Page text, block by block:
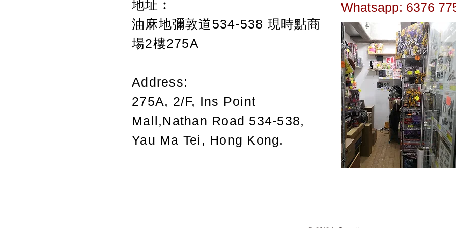
地址︰
油麻地彌敦道534-538 現時點商
場2樓275A
Address:
275A, 2/F, Ins Point
Mall,Nathan Road 534-538,
Yau Ma Tei, Hong Kong.
Whatsapp: 6376